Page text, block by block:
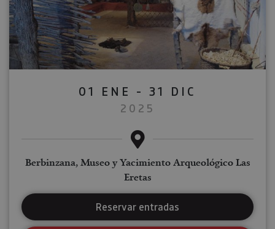
01 ENE - 31 DIC
2025
Berbinzana, Museo y Yacimiento Arqueológico Las
Eretas
Reservar entradas